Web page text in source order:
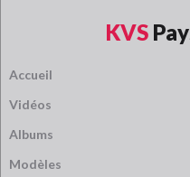
KVS
Accueil
Vidéos
Albums
Modèles